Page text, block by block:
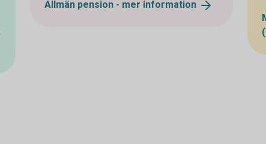
Allmän pension - mer information